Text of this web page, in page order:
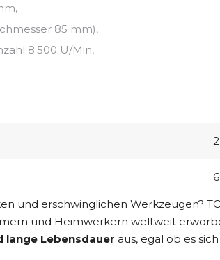
85 mm),
8.500 U/Min,
und erschwinglichen Werkzeugen?
und Heimwerkern weltweit
lange Lebensdauer aus, egal ob es